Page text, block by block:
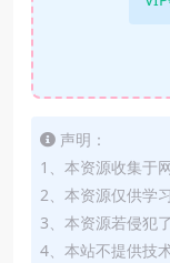
声明：
1、本资源收集于
2、本资源仅供学
3、本资源若侵犯
4、本站不提供技